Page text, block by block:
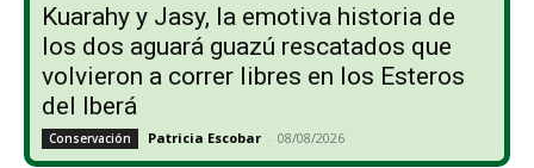
Kuarahy y Jasy, la emotiva historia de
los dos aguará guazú rescatados que
volvieron a correr libres en los Esteros
del Iberá
Conservación Patricia Escobar - 08/08/2026